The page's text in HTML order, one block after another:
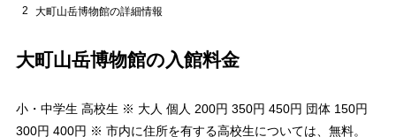
2 大町山岳博物館の詳細情報
大町山岳博物館の入館料金
小・中学生 高校生 ※ 大人 個人 200円 350円 450円 団体 150円
300円 400円 ※ 市内に住所を有する高校生については、無料。